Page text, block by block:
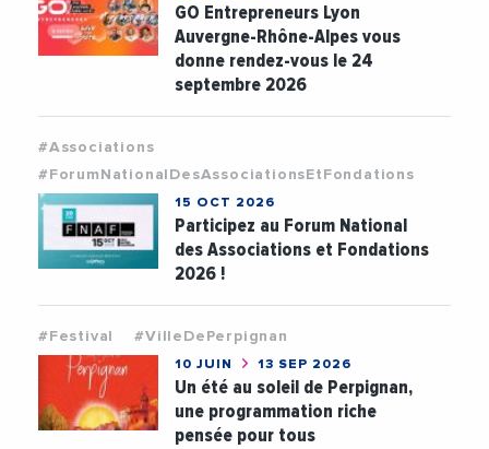
GO Entrepreneurs Lyon
Auvergne-Rhône-Alpes vous
donne rendez-vous le 24
septembre 2026
#Associations
#ForumNationalDesAssociationsEtFondations
15 OCT 2026
Participez au Forum National
des Associations et Fondations
2026 !
#Festival #VilleDePerpignan
10 JUIN 13 SEP 2026
Un été au soleil de Perpignan,
une programmation riche
pensée pour tous